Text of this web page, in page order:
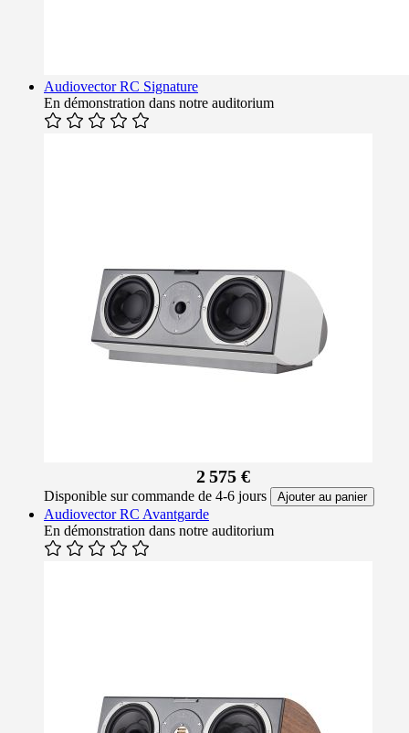
Audiovector RC Signature
En démonstration dans notre auditorium
2 575 €
Disponible sur commande de 4-6 jours Ajouter au panier
Audiovector RC Avantgarde
En démonstration dans notre auditorium